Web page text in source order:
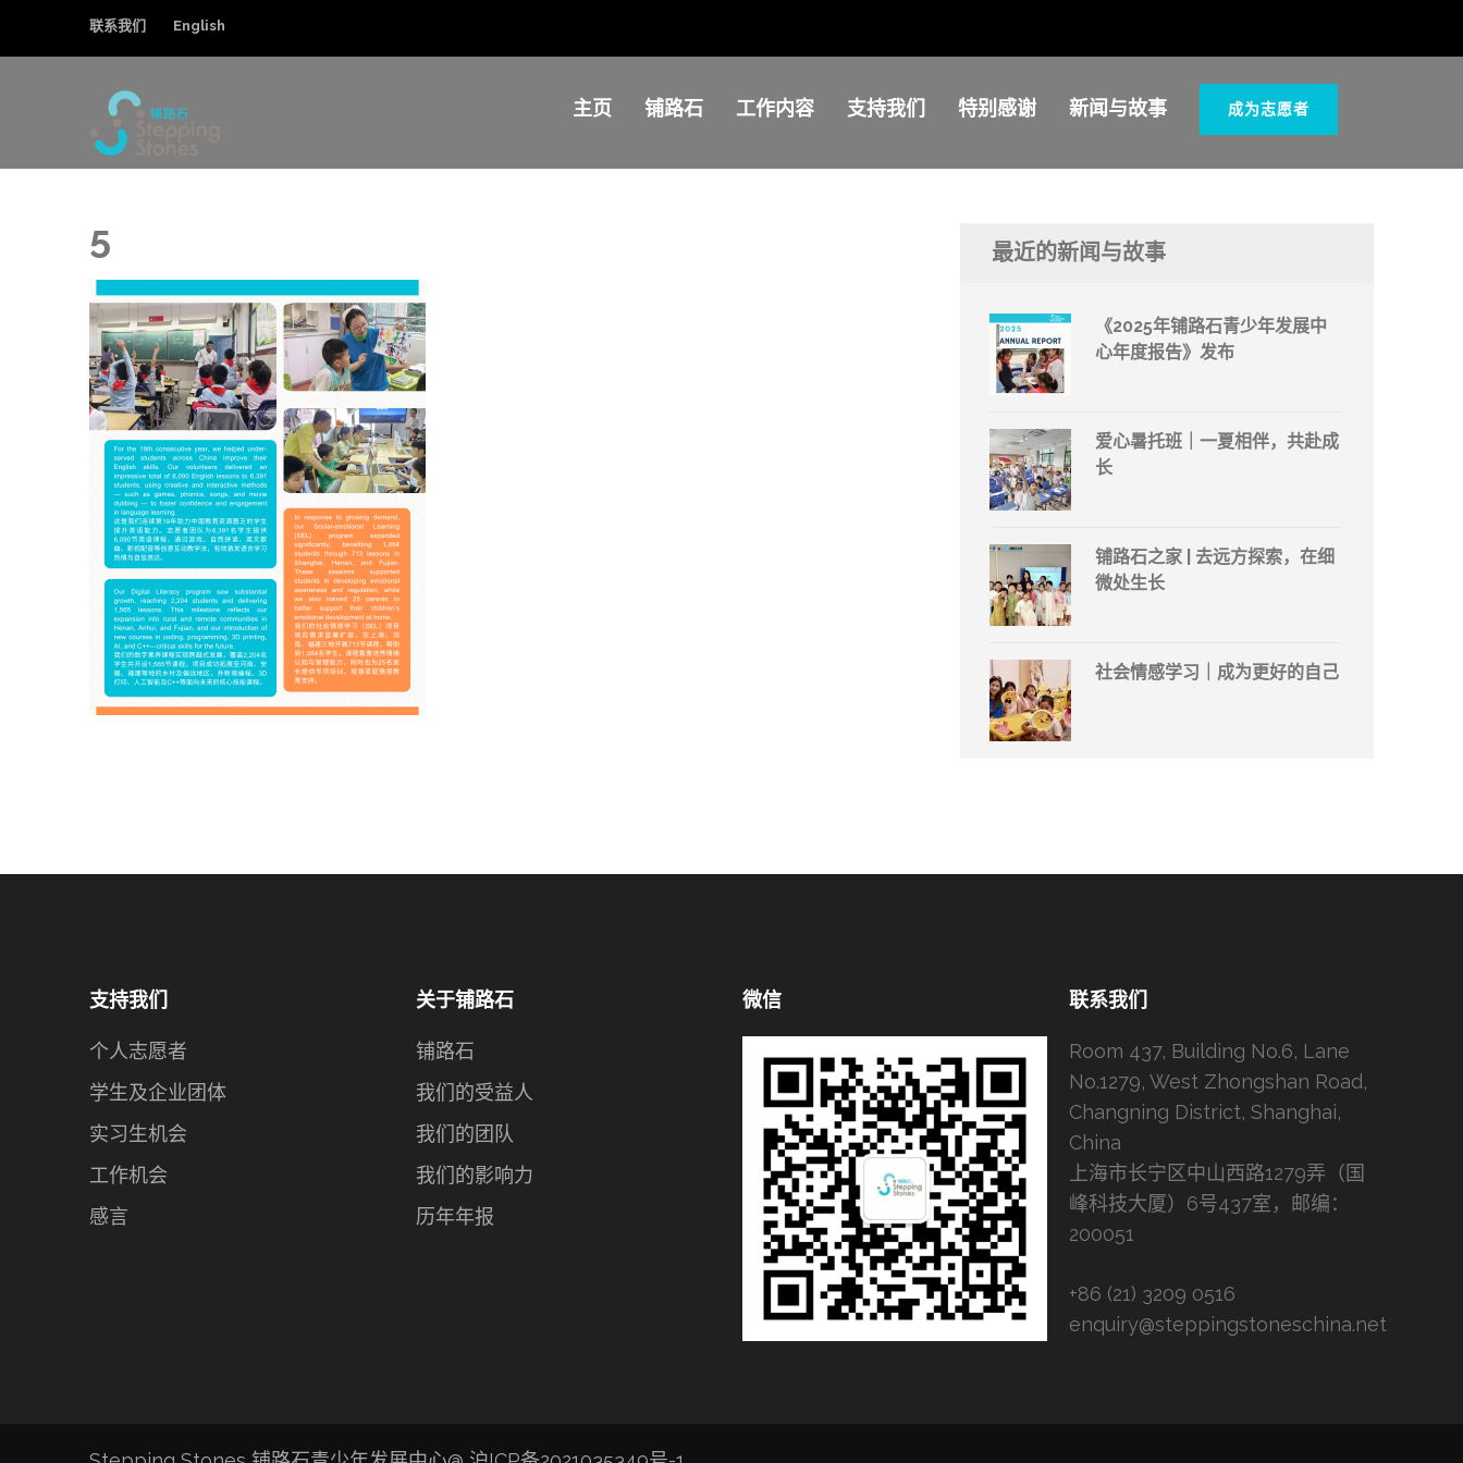
联系我们 English
主页 铺路石 工作内容 支持我们 特别感谢 新闻与故事 成为志愿者
5 最近的新闻与故事
《2025年铺路石青少年发展中
心年度报告》发布
爱心暑托班｜一夏相伴，共赴成
长
铺路石之家 | 去远方探索，在细
微处生长
社会情感学习｜成为更好的自己
支持我们
个人志愿者
学生及企业团体
实习生机会
工作机会
感言
关于铺路石
铺路石
我们的受益人
我们的团队
我们的影响力
历年年报
微信 联系我们
Room 437, Building No.6, Lane
No.1279, West Zhongshan Road,
Changning District, Shanghai,
China
上海市长宁区中山西路1279弄（国
峰科技大厦）6号437室，邮编：
200051
+86 (21) 3209 0516
enquiry@steppingstoneschina.net